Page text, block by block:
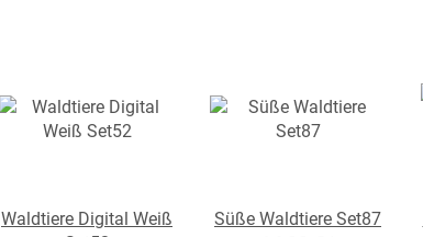
Waldtiere Digital Weiß
Süße Waldtiere Set87